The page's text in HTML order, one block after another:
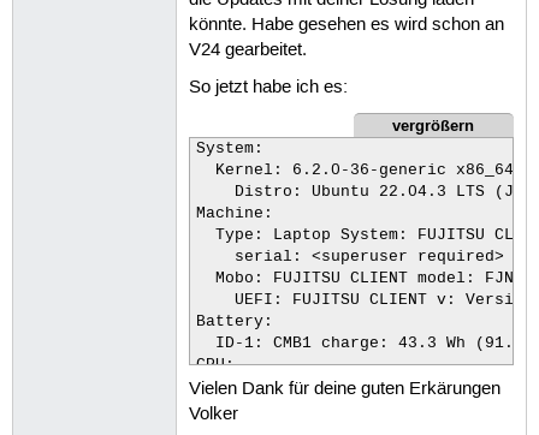
könnte. Habe gesehen es wird schon an
V24 gearbeitet.
So jetzt habe ich es:
vergrößern
System:
Kernel: 6.2.0-36-generic x86_64
Distro: Ubuntu 22.04.3 LTS
Machine:
Type: Laptop System: FUJITSU
    serial: <superuser required>
Mobo: FUJITSU CLIENT model:
UEFI: FUJITSU CLIENT v:
Battery:
ID-1: CMB1 charge: 43.3 Wh
CPU:
Info: quad core model: Intel
    L2: 1024 KiB
Vielen Dank für deine guten Erkärungen
Volker